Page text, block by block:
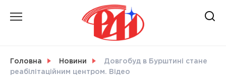
Головна Новини
Довгобуд в Бурштині стане
реабілітаційним центром. Відео